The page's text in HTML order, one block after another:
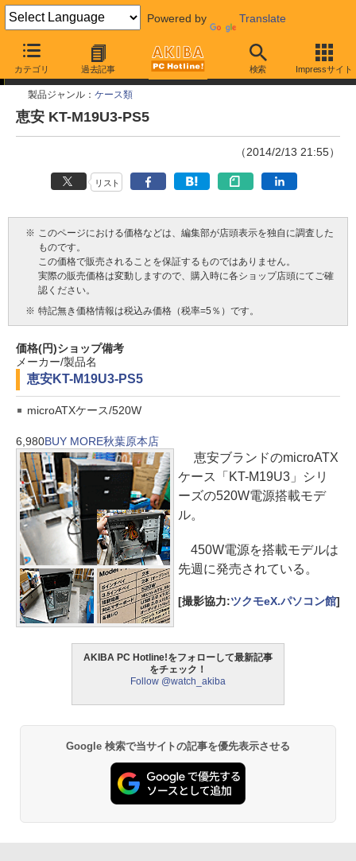
Powered by Translate
カテゴリ 過去記事 検索 Impressサイト
今週見つけた新製品
製品ジャンル： ケース類
恵安 KT-M19U3-PS5
（2014/2/13 21:55）
リスト
※ このページにおける価格などは、編集部が店頭表示を独自に調査した
ものです。
この価格で販売されることを保証するものではありません。
実際の販売価格は変動しますので、購入時に各ショップ店頭にてご確
認ください。
※ 特記無き価格情報は税込み価格（税率=5％）です。
価格(円)ショップ備考
メーカー/製品名
恵安KT-M19U3-PS5
microATXケース/520W
6,980BUY MORE秋葉原本店
恵安ブランドのmicroATX
ケース「KT-M19U3」シリ
ーズの520W電源搭載モデ
ル。
450W電源を搭載モデルは
先週に発売されている。
[撮影協力:ツクモeX.パソコン館]
AKIBA PC Hotline!をフォローして最新記事
をチェック！
Follow @watch_akiba
Google 検索で当サイトの記事を優先表示させる